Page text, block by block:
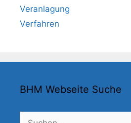
Veranlagung
Verfahren
BHM Webseite Suche
Suchen